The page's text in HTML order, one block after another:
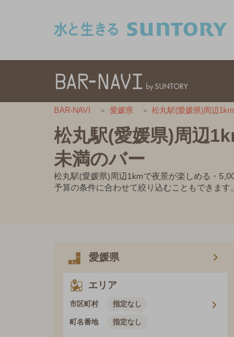
BAR-NAVI 愛媛県 松丸駅(愛媛県)周辺1km
松丸駅(愛媛県)周辺
未満のバー
松丸駅(愛媛県)周辺1kmで夜景が楽しめる・
予算の条件に合わせて絞り込むこともできます
愛媛県
エリア
市区町村 指定なし
町名番地 指定なし